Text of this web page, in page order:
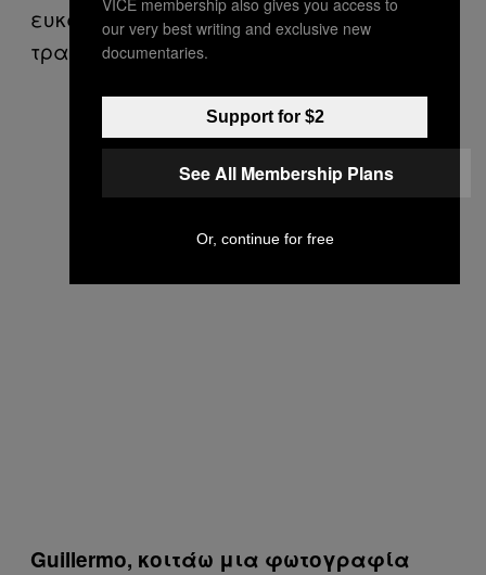
ευκαιρία για μια νέα ζωή. Είναι
τραγωδία. Υπάρχουν 52.000 τραγωδίες.
Guillermo, κοιτάω μια φωτογραφία
our very best writing and exclusive new
documentaries.
Support for $2
See All Membership Plans
Or, continue for free